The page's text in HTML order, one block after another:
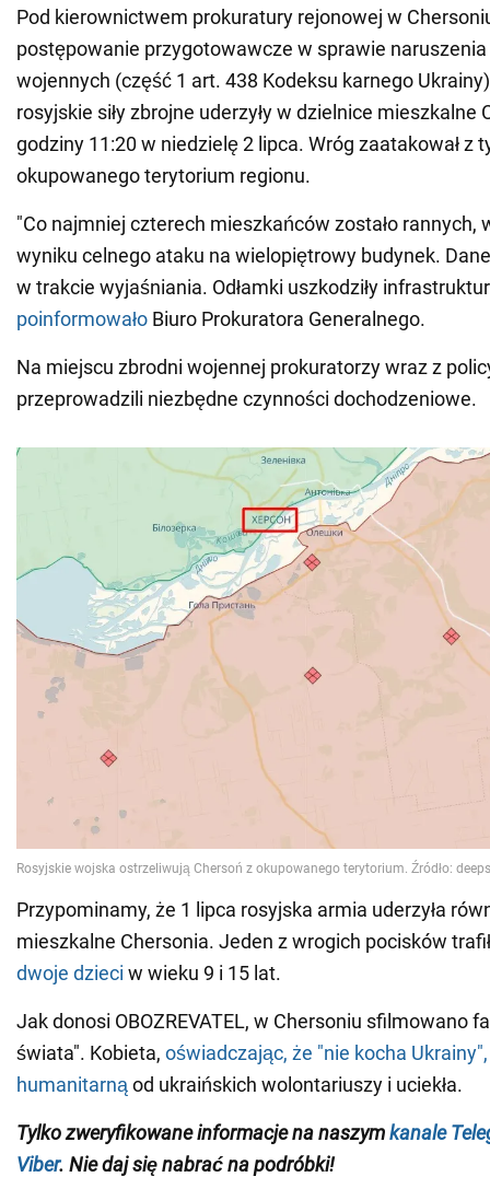
Pod kierownictwem prokuratury rejonowej w
postępowanie przygotowawcze w sprawie
wojennych (część 1 art. 438 Kodeksu karnego
rosyjskie siły zbrojne uderzyły w dzielnice mieszkalne
godziny 11:20 w niedzielę 2 lipca. Wróg zaatakował z
okupowanego terytorium regionu.
"Co najmniej czterech mieszkańców zostało rannych,
wyniku celnego ataku na wielopiętrowy budynek.
w trakcie wyjaśniania. Odłamki uszkodziły
poinformowało Biuro Prokuratora Generalnego.
Na miejscu zbrodni wojennej prokuratorzy wraz z
przeprowadzili niezbędne czynności dochodzeniowe.
Przypominamy, że 1 lipca rosyjska armia uderzyła
mieszkalne Chersonia. Jeden z wrogich pocisków
dwoje dzieci w wieku 9 i 15 lat.
Jak donosi OBOZREVATEL, w Chersoniu sfilmowano
świata". Kobieta, oświadczając, że "nie kocha
humanitarnąod ukraińskich wolontariuszy i uciekła.
Tylko zweryfikowane informacje na naszymkanale
Viber. Nie daj się nabrać na podróbki!